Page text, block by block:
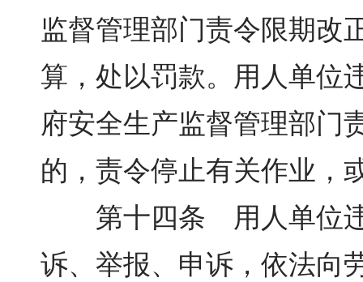
监督管理部门责令限期改
算，处以罚款。用人单位
府安全生产监督管理部门
的，责令停止有关作业，
第十四条 用人单位违
诉、举报、申诉，依法向